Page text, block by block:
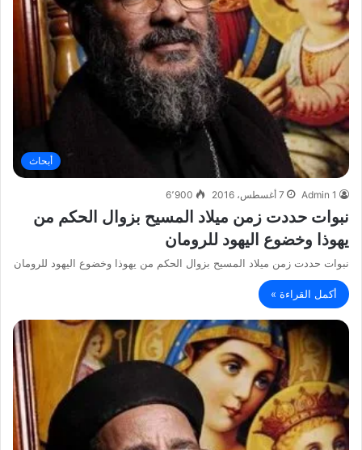
أبحاث
Admin 1 7 أغسطس، 2016 6٬900
نبوات حددت زمن ميلاد المسيح بزوال الحكم من
يهوذا وخضوع اليهود للرومان
نبوات حددت زمن ميلاد المسيح بزوال الحكم من يهوذا وخضوع اليهود للرومان
أكمل القراءة »